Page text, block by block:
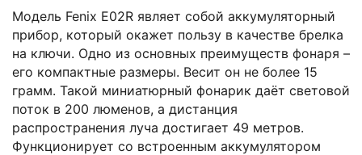
Модель Fenix E02R являет собой аккумуляторный
прибор, который окажет пользу в качестве брелка
на ключи. Одно из основных преимуществ фонаря –
его компактные размеры. Весит он не более 15
грамм. Такой миниатюрный фонарик даёт световой
поток в 200 люменов, а дистанция
распространения луча достигает 49 метров.
Функционирует со встроенным аккумулятором